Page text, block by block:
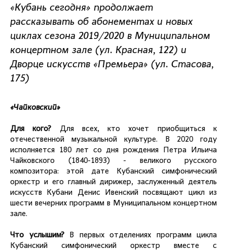
«Кубань сегодня» продолжает
рассказывать об абонементах и новых
циклах сезона 2019/2020 в Муниципальном
концертном зале (ул. Красная, 122) и
Дворце искусств «Премьера» (ул. Стасова,
175)
«Чайковский»
Для кого? Для всех, кто хочет приобщиться к
отечественной музыкальной культуре. В 2020 году
исполняется 180 лет со дня рождения Петра Ильича
Чайковского (1840-1893) - великого русского
композитора: этой дате Кубанский симфонический
оркестр и его главный дирижер, заслуженный деятель
искусств Кубани Денис Ивенский посвящают цикл из
шести вечерних программ в Муниципальном концертном
зале.
Что услышим? В первых отделениях программ цикла
Кубанский симфонический оркестр вместе с